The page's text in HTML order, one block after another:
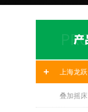
上海龙跃
叠加摇床